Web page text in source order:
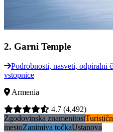
2. Garni Temple
Podrobnosti, nasveti, odpiralni
vstopnice
Armenia
4.7 (4,492)
Zgodovinska znamenitost
mestoZanimiva točkaUstanova